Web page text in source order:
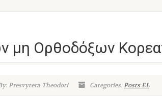
μη Ορθοδόξων
Presvytera Theodoti Categories:Posts EL